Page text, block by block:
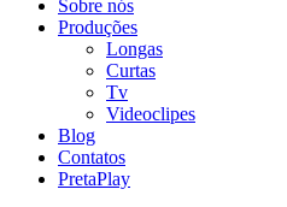
Sobre nós
Produções
Longas
Curtas
Tv
Videoclipes
Blog
Contatos
PretaPlay